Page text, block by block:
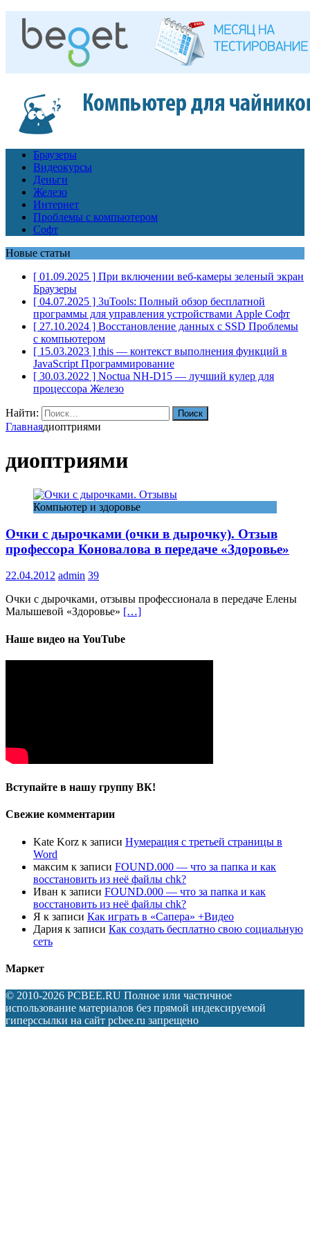
Браузеры
Видеокурсы
Деньги
Железо
Интернет
Проблемы с компьютером
Софт
Новые статьи
[ 01.09.2025 ] При включении веб-камеры зеленый экран
Браузеры
[ 04.07.2025 ] 3uTools: Полный обзор бесплатной
программы для управления устройствами Apple Софт
[ 27.10.2024 ] Восстановление данных с SSD Проблемы
с компьютером
[ 15.03.2023 ] this — контекст выполнения функций в
JavaScript Программирование
[ 30.03.2022 ] Noctua NH-D15 — лучший кулер для
процессора Железо
Найти:
Главнаядиоптриями
диоптриями
Компьютер и здоровье
Очки с дырочками (очки в дырочку). Отзыв
профессора Коновалова в передаче «Здоровье»
22.04.2012 admin 39
Очки с дырочками, отзывы профессионала в передаче Елены
Малышевой «Здоровье» […]
Наше видео на YouTube
Вступайте в нашу группу ВК!
Свежие комментарии
Kate Korz к записи Нумерация с третьей страницы в
Word
максим к записи FOUND.000 — что за папка и как
восстановить из неё файлы chk?
Иван к записи FOUND.000 — что за папка и как
восстановить из неё файлы chk?
Я к записи Как играть в «Сапера» +Видео
Дария к записи Как создать бесплатно свою социальную
сеть
Маркет
© 2010-2026 PCBEE.RU Полное или частичное
использование материалов без прямой индексируемой
гиперссылки на сайт pcbee.ru запрещено